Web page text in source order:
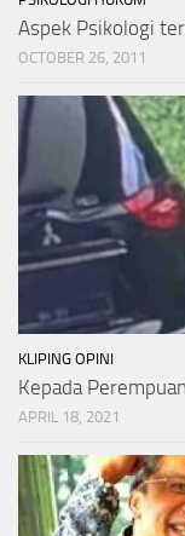
Aspek Psikologi
OCTOBER 26, 2011
KLIPING OPINI
Kepada
APRIL 18, 2021